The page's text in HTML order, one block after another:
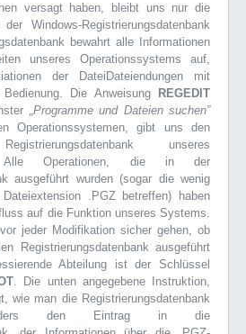
versagt haben, bleibt uns nur die
Windows-Registrierungsdatenbank
bewahrt alle Informationen
unseres Operationssystems auf,
der DateiDateiendungen mit
Die Anweisung
REGEDIT
„Programme und Dateien suchen”
Operationssystemen, gibt uns den
unseres
Alle Operationen, die in der
ausgeführt wurden (sogar die wenig
.PGZ betreffen) haben
auf die Funktion unseres Systems.
jeder Modifikation sicher gehen, ob
Registrierungsdatenbank ausgeführt
Abteilung ist der Schlüssel
. Die unten angegebene Instruktion,
wie man die Registrierungsdatenbank
den Eintrag in die